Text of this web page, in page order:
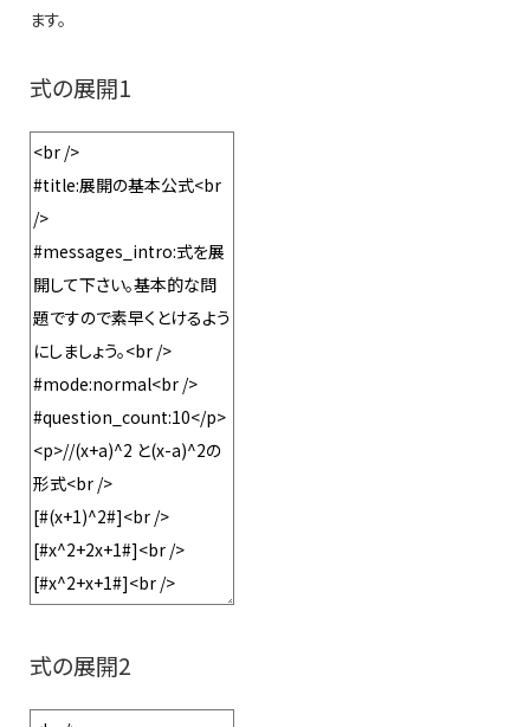
ます。
式の展開1
式の展開2